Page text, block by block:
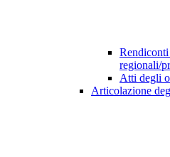
regionali/
Atti degli
Articolazione